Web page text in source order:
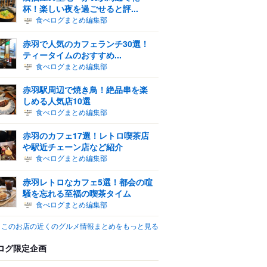
杯！楽しい夜を過ごせると評...
食べログまとめ編集部
赤羽で人気のカフェランチ30選！
ティータイムのおすすめ...
食べログまとめ編集部
赤羽駅周辺で焼き鳥！絶品串を楽
しめる人気店10選
食べログまとめ編集部
赤羽のカフェ17選！レトロ喫茶店
や駅近チェーン店など紹介
食べログまとめ編集部
赤羽レトロなカフェ5選！都会の喧
騒を忘れる至福の喫茶タイム
食べログまとめ編集部
このお店の近くのグルメ情報まとめをもっと見る
グ限定企画